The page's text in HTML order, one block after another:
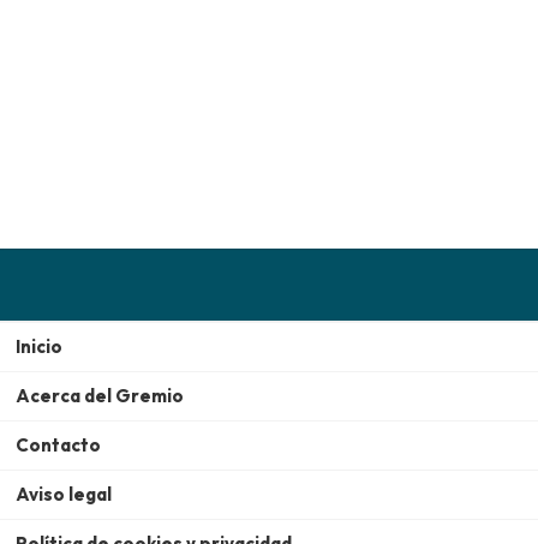
Inicio
Acerca del Gremio
Contacto
Aviso legal